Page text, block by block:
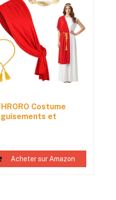
Costume
et
Acheter sur Amazon